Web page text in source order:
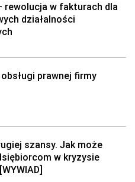
rewolucja w fakturach dla
działalności
prawnej firmy
szansy. Jak może
w kryzysie